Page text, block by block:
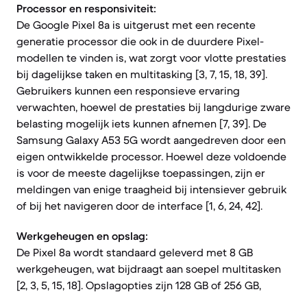
Processor en responsiviteit:
De Google Pixel 8a is uitgerust met een recente
generatie processor die ook in de duurdere Pixel-
modellen te vinden is, wat zorgt voor vlotte prestaties
bij dagelijkse taken en multitasking [3, 7, 15, 18, 39].
Gebruikers kunnen een responsieve ervaring
verwachten, hoewel de prestaties bij langdurige zware
belasting mogelijk iets kunnen afnemen [7, 39]. De
Samsung Galaxy A53 5G wordt aangedreven door een
eigen ontwikkelde processor. Hoewel deze voldoende
is voor de meeste dagelijkse toepassingen, zijn er
meldingen van enige traagheid bij intensiever gebruik
of bij het navigeren door de interface [1, 6, 24, 42].
Werkgeheugen en opslag:
De Pixel 8a wordt standaard geleverd met 8 GB
werkgeheugen, wat bijdraagt aan soepel multitasken
[2, 3, 5, 15, 18]. Opslagopties zijn 128 GB of 256 GB,